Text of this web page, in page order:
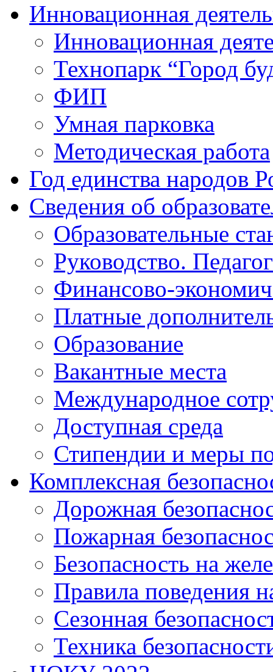
Инновационная
Инновационная
Технопарк “Город
ФИП
Умная парковка
Методическая работа
Год единства народов
Сведения об
Образовательные
Руководство.
Финансово-
Платные
Образование
Вакантные места
Международное
Доступная среда
Стипендии и меры
Комплексная
Дорожная
Пожарная
Безопасность на
Правила поведения
Сезонная
Техника